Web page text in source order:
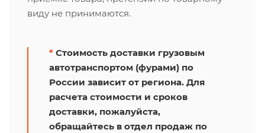
виду не принимаются.
* Стоимость доставки грузовым
автотранспортом (фурами) по
России зависит от региона. Для
расчета стоимости и сроков
доставки, пожалуйста,
обращайтесь в отдел продаж по